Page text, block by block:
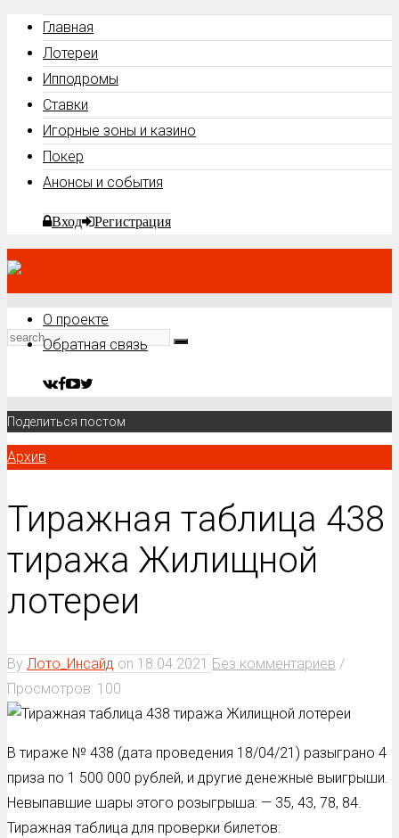
Главная
Лотереи
Ипподромы
Ставки
Игорные зоны и казино
Покер
Анонсы и события
Вход Регистрация
О проекте
Обратная связь
Поделиться постом
Архив
Тиражная таблица 438
тиража Жилищной
лотереи
By Лото_Инсайд on 18.04.2021 Без комментариев /
Просмотров: 100
В тираже № 438 (дата проведения 18/04/21) разыграно 4
приза по 1 500 000 рублей, и другие денежные выигрыши.
Невыпавшие шары этого розыгрыша: — 35, 43, 78, 84.
Тиражная таблица для проверки билетов: